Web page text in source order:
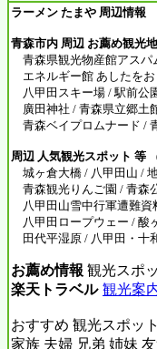
ラーメン たまや 周辺情報
青森市内 周辺 お薦め観光
青森県観光物産館アスパ
エネルギー館 あしたをお
八甲田スキー場 / 駅前公
廣田神社 / 青森県立郷土
青森ベイプロムナード /
周辺 人気観光スポット 等
城ヶ倉大橋 / 八甲田山 /
青森観光りんご園 / 青森
八甲田山雪中行軍遭難資
八甲田ロープウェー / 酸
田代平湿原 / 八甲田・十
お薦め情報 観光スポ
楽天トラベル 観光案
おすすめ 観光スポッ
家族 夫婦 兄弟 姉妹